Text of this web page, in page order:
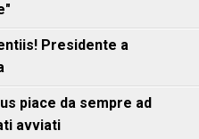
Presidente a
piace da sempre ad
avviati